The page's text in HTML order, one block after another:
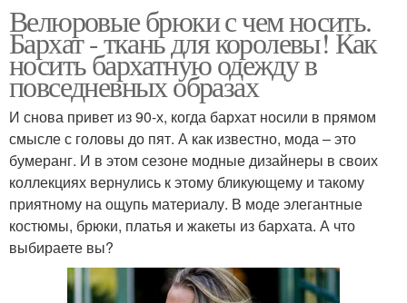
Велюровые брюки с чем носить.
Бархат - ткань для королевы! Как
носить бархатную одежду в
повседневных образах
И снова привет из 90-х, когда бархат носили в прямом
смысле с головы до пят. А как известно, мода – это
бумеранг. И в этом сезоне модные дизайнеры в своих
коллекциях вернулись к этому бликующему и такому
приятному на ощупь материалу. В моде элегантные
костюмы, брюки, платья и жакеты из бархата. А что
выбираете вы?